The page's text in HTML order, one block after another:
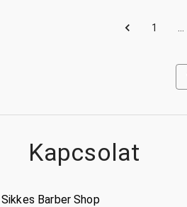
1 …
Kapcsolat
Sikkes Barber Shop